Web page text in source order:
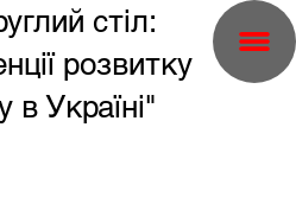
стіл:
розвитку
в Україні"